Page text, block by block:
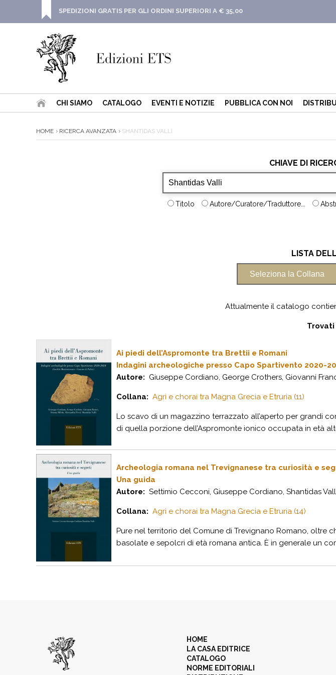
SPEDIZIONI GRATIS PER GLI ORDINI SUPERIORI A € 35,00
CHI SIAMO CATALOGO EVENTI E NOTIZIE PUBBLICA CON NOI
HOME RICERCA AVANZATA SHANTIDAS VALLI
CHIAVE DI
Titolo Autore/Curatore/Traduttore...
LISTA
Attualmente il catalogo
Trovati
Ai piedi dell’Aspromonte tra Brettii e Romani
Indagini archeologiche presso Capo Spartivento 2020-
Autore: Giuseppe Cordiano, George Crothers, Giovanni
Collana: Agri e chorai tra Magna Grecia e Etruria (11)
Lo scavo di un magazzino terrazzato all’aperto per grandi
di quella porzione dell’Aspromonte ionico occupata in età
Archeologia romana nel Trevignanese tra curiosità e
Una guida
Autore: Settimio Cecconi, Giuseppe Cordiano, Shantidas
Collana: Agri e chorai tra Magna Grecia e Etruria (14)
Pure nel territorio del Comune di Trevignano Romano, oltre
basolate e sepolcri di età romana antica. È in generale un
HOME
LA CASA EDITRICE
CATALOGO
NORME EDITORIALI